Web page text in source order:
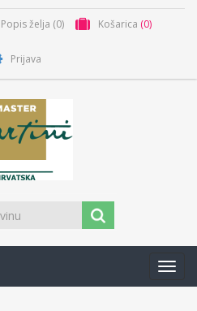
Popis želja (0) Košarica (0)
Prijava